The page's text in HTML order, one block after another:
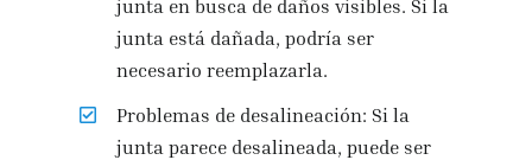
junta en busca de daños visibles. Si la
junta está dañada, podría ser
necesario reemplazarla.
Problemas de desalineación: Si la
junta parece desalineada, puede ser